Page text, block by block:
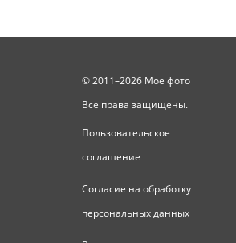
© 2011–2026 Мое фото
Все права защищены.
Пользовательское
соглашение
Согласие на обработку
персональных данных